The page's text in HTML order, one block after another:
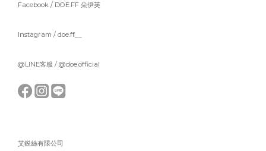
Facebook / DOE.FF 朵伊芙
Instagram / doe.ff__
@LINE客服 / @doe.official
艾鋭絲有限公司